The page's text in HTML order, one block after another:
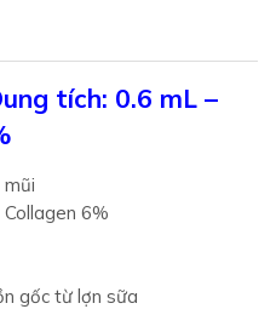
tích: 0.6 mL –
mũi
6%
gốc từ lợn sữa